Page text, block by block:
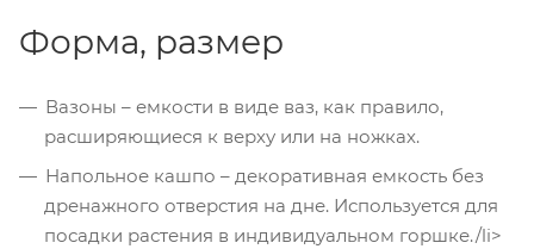
Форма, размер
Вазоны – емкости в виде ваз, как правило,
расширяющиеся к верху или на ножках.
Напольное кашпо – декоративная емкость без
дренажного отверстия на дне. Используется для
посадки растения в индивидуальном горшке./li>